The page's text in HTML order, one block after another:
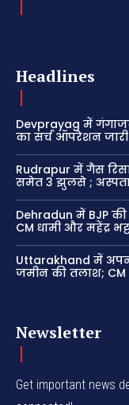
Headlines
Devprayag में
का सर्च ऑपरेशन जारी
Rudrapur में गैस
समेत 3 झुलसे ;
Dehradun में BJP
CM धामी और महेंद्र
Uttarakhand में
जमीन की तलाश; CM
Newsletter
Get important news